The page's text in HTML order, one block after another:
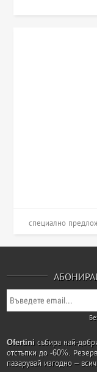
специално
Ofertini събира най-
отстъпки до -60%.
пазарувай изгодно –